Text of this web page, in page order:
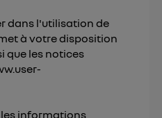
dans l'utilisation de
à votre disposition
que les notices
informations